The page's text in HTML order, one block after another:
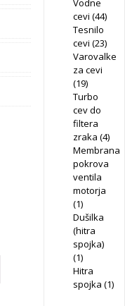
Vodne
cevi (44)
Tesnilo
cevi (23)
Varovalke
za cevi
(19)
Turbo
cev do
filtera
zraka (4)
Membrana
pokrova
ventila
motorja
(1)
Dušilka
(hitra
spojka)
(1)
Hitra
spojka (1)